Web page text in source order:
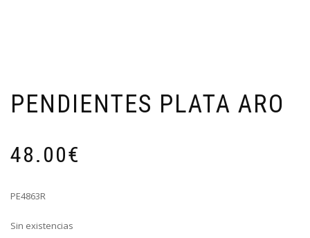
PENDIENTES PLATA ARO
48.00€
PE4863R
Sin existencias